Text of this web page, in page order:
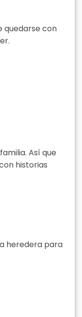
quedarse con
Así que
historias
heredera para